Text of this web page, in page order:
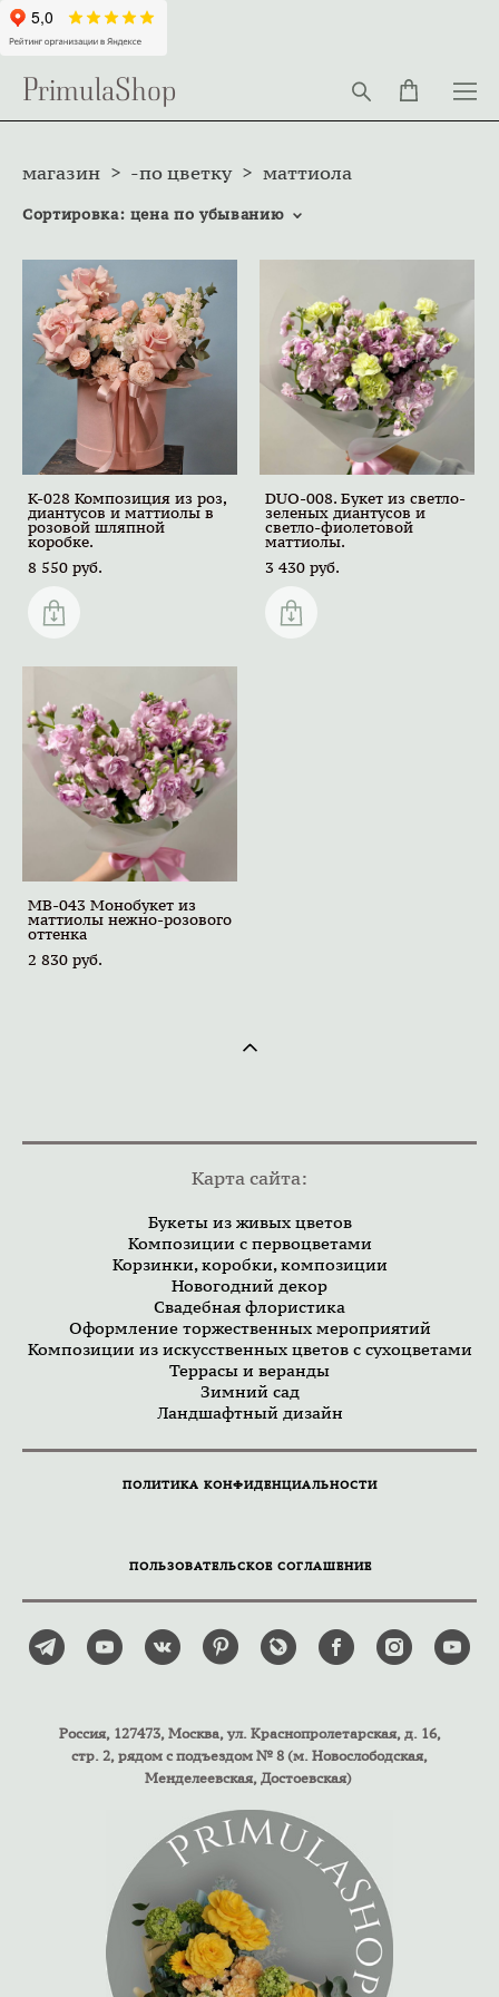
PrimulaShop
магазин > -по цветку > маттиола
Сортировка: цена по убыванию
K-028 Композиция из роз,
диантусов и маттиолы в
розовой шляпной
коробке.
8 550 pуб.
DUO-008. Букет из светло-
зеленых диантусов и
светло-фиолетовой
маттиолы.
3 430 pуб.
MB-043 Монобукет из
маттиолы нежно-розового
оттенка
2 830 pуб.
Карта сайта:
Букеты из живых цветов
Композиции с первоцветами
Корзинки, коробки, композиции
Новогодний декор
Свадебная флористика
Оформление торжественных мероприятий
Композиции из искусственных цветов с сухоцветами
Террасы и веранды
Зимний сад
Ландшафтный дизайн
ПОЛИТИКА КОНФИДЕНЦИАЛЬНОСТИ
ПОЛЬЗОВАТЕЛЬСКОЕ СОГЛАШЕНИЕ
Россия, 127473, Москва, ул. Краснопролетарская, д. 16,
стр. 2, рядом с подъездом № 8 (м. Новослободская,
Менделеевская, Достоевская)